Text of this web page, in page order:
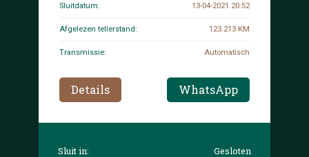
Sluitdatum: 13-04-2021 20:52
Afgelezen tellerstand: 123.213 KM
Transmissie: Automatisch
Details WhatsApp
Sluit in:
Gesloten